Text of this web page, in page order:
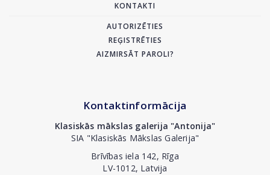
KONTAKTI
AUTORIZĒTIES
REĢISTRĒTIES
AIZMIRSĀT PAROLI?
Kontaktinformācija
Klasiskās mākslas galerija "Antonija"
SIA "Klasiskās Mākslas Galerija"
Brīvības iela 142, Rīga
LV-1012, Latvija